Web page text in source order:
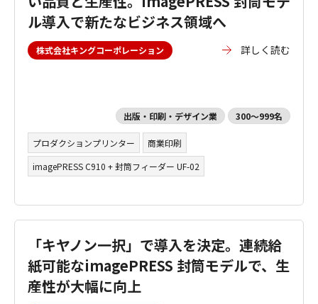
ル導入で新たなビジネス領域へ
株式会社キングコーポレーション 詳しく読む
出版・印刷・デザイン業 300～999名
プロダクションプリンター
商業印刷
imagePRESS C910 + 封筒フィーダー UF-02
「キヤノン一択」で導入を決定。連続給
紙可能なimagePRESS 封筒モデルで、生
産性が大幅に向上